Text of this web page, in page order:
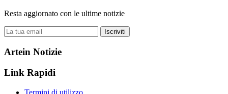
Resta aggiornato con le ultime notizie
Iscriviti
Artein Notizie
Link Rapidi
Termini di utilizzo